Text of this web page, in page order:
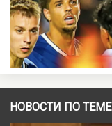
НОВОСТИ ПО ТЕМЕ